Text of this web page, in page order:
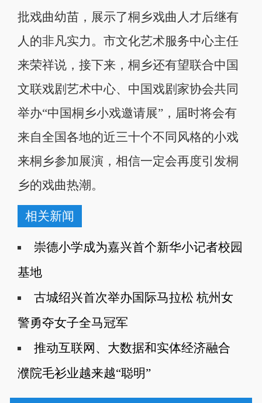
批戏曲幼苗，展示了桐乡戏曲人才后继有
人的非凡实力。市文化艺术服务中心主任
来荣祥说，接下来，桐乡还有望联合中国
文联戏剧艺术中心、中国戏剧家协会共同
举办“中国桐乡小戏邀请展”，届时将会有
来自全国各地的近三十个不同风格的小戏
来桐乡参加展演，相信一定会再度引发桐
乡的戏曲热潮。
相关新闻
崇德小学成为嘉兴首个新华小记者校园
基地
古城绍兴首次举办国际马拉松 杭州女
警勇夺女子全马冠军
推动互联网、大数据和实体经济融合
濮院毛衫业越来越“聪明”